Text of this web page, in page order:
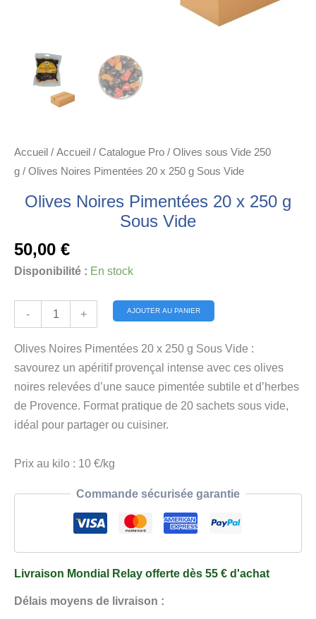
Accueil / Accueil / Catalogue Pro / Olives sous Vide 250
g / Olives Noires Pimentées 20 x 250 g Sous Vide
Olives Noires Pimentées 20 x 250 g
Sous Vide
50,00 €
Disponibilité : En stock
-
de
Olives
Noires
Pimentées
20
x
g
+ AJOUTER AU PANIER
Olives Noires Pimentées 20 x 250 g Sous Vide :
savourez un apéritif provençal intense avec ces olives
noires relevées d’une sauce pimentée subtile et d’herbes
de Provence. Format pratique de 20 sachets sous vide,
idéal pour partager ou cuisiner.
Prix au kilo : 10 €/kg
Commande sécurisée garantie
Livraison Mondial Relay offerte dès 55 € d'achat
Délais moyens de livraison :